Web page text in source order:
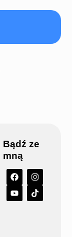
Bądź ze
mną